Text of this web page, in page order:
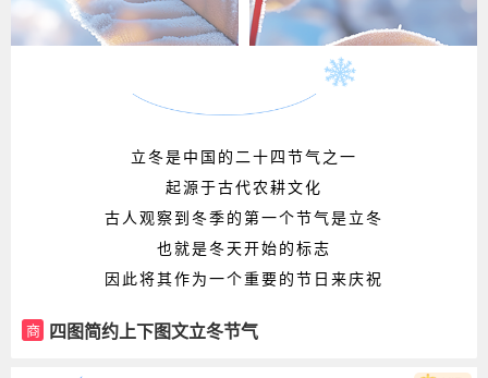
立冬是中国的二十四节气之一
起源于古代农耕文化
古人观察到冬季的第一个节气是立冬
也就是冬天开始的标志
因此将其作为一个重要的节日来庆祝
商 四图简约上下图文立冬节气